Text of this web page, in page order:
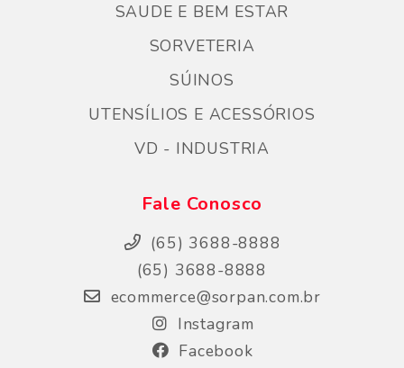
SAUDE E BEM ESTAR
SORVETERIA
SÚINOS
UTENSÍLIOS E ACESSÓRIOS
VD - INDUSTRIA
Fale Conosco
(65) 3688-8888
(65) 3688-8888
ecommerce@sorpan.com.br
Instagram
Facebook